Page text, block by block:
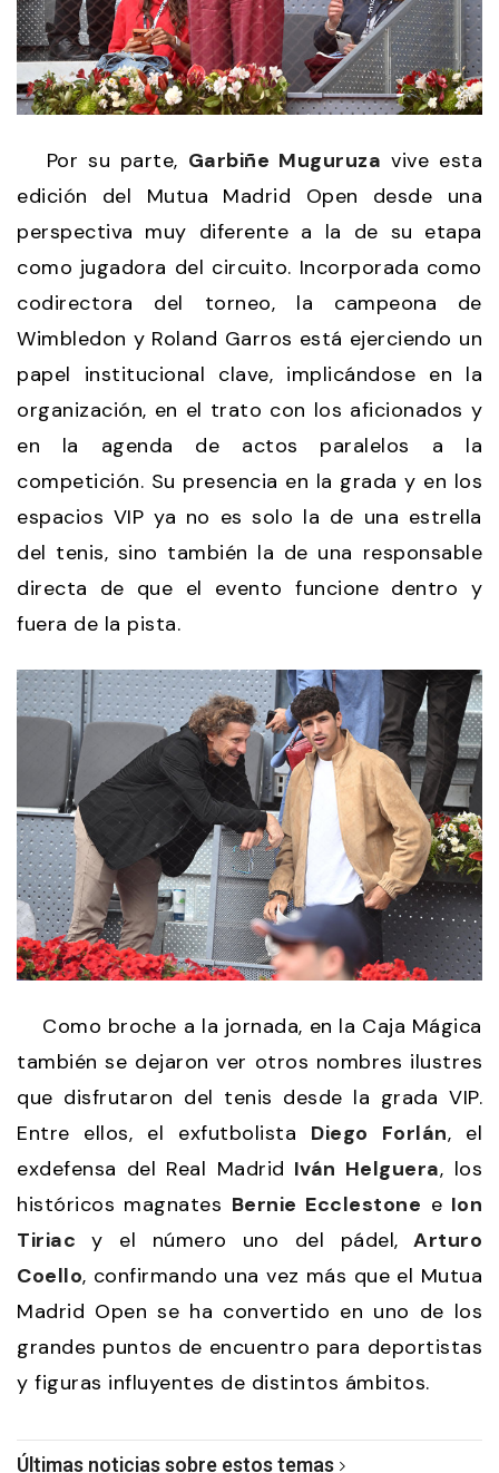
Por su parte, Garbiñe Muguruza vive esta
edición del Mutua Madrid Open desde una
perspectiva muy diferente a la de su etapa
como jugadora del circuito. Incorporada como
codirectora del torneo, la campeona de
Wimbledon y Roland Garros está ejerciendo un
papel institucional clave, implicándose en la
organización, en el trato con los aficionados y
en la agenda de actos paralelos a la
competición. Su presencia en la grada y en los
espacios VIP ya no es solo la de una estrella
del tenis, sino también la de una responsable
directa de que el evento funcione dentro y
fuera de la pista.
Como broche a la jornada, en la Caja Mágica
también se dejaron ver otros nombres ilustres
que disfrutaron del tenis desde la grada VIP.
Entre ellos, el exfutbolista Diego Forlán, el
exdefensa del Real Madrid Iván Helguera, los
históricos magnates Bernie Ecclestone e Ion
Tiriac y el número uno del pádel, Arturo
Coello, confirmando una vez más que el Mutua
Madrid Open se ha convertido en uno de los
grandes puntos de encuentro para deportistas
y figuras influyentes de distintos ámbitos.
Últimas noticias sobre estos temas